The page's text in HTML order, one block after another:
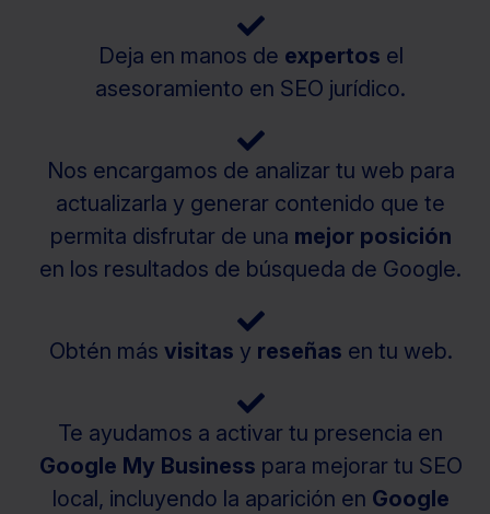
Deja en manos de expertos el
asesoramiento en SEO jurídico.
Nos encargamos de analizar tu web para
actualizarla y generar contenido que te
permita disfrutar de una mejor posición
en los resultados de búsqueda de Google.
Obtén más visitas y reseñas en tu web.
Te ayudamos a activar tu presencia en
Google My Business para mejorar tu SEO
local, incluyendo la aparición en Google